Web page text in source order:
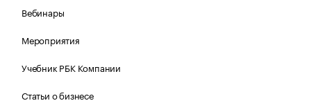
Вебинары
Мероприятия
Учебник РБК Компании
Статьи о бизнесе